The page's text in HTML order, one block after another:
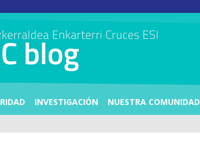
INVESTIGACIÓN NUESTRA COMUNIDAD